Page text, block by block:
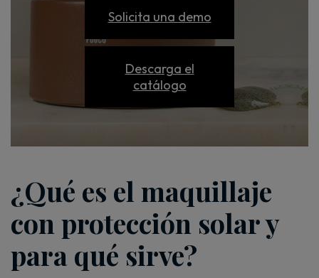
Solicita una demo
Descarga el
catálogo
¿Qué es el maquillaje
con protección solar y
para qué sirve?